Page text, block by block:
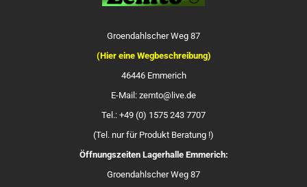
Groendahlscher Weg 87
(Hier eine Wegbeschreibung)
46446 Emmerich
E-Mail: zemto@live.de
Tel.: +49 (0) 1575 243 7707
(Tel. nur für Produkt Beratung !)
Öffnungszeiten Lagerhalle Emmerich:
Groendahlscher Weg 87